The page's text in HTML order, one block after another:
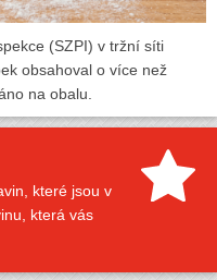
(SZPI) v tržní síti
obsahoval o více než
na obalu.
které jsou v
která vás